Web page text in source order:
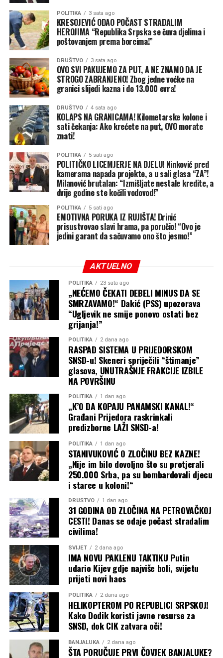
ligi.
Produžili su ugovor sa Spenserom Džounsom (dvije
godine, 12 miliona dolara) i sada se čeka konačna odluka
oko Pejtona Votsona. On navodno traži najmanje 23
miliona dolara po sezoni, dok je ponuda Nagetsa između
16 i 18 miliona. Razlika nije mala, drugi timovi su
zainteresovani i čekaju šansu. Ako se dogovore sa njim,
jasno je da bi zbog poreza na luksuz morali da trejduju
nekog od nosilaca igre – Džamala Mareja, Erona Gordona
ili Kema Džonsona… piše Mondo.
POLITIKA 3 sata ago
KRESOJEVIĆ ODAO POČAST STRADALIM
HEROJIMA “Republika Srpska se čuva djelima i
poštovanjem prema borcima!”
DRUŠTVO 3 sata ago
OVO SVI PAKUJEMO ZA PUT, A NE ZNAMO DA JE
STROGO ZABRANJENO! Zbog jedne voćke na
granici slijedi kazna i do 13.000 evra!
DRUŠTVO 4 sata ago
KOLAPS NA GRANICAMA! Kilometarske kolone i
sati čekanja: Ako krećete na put, OVO morate
znati!
POLITIKA 5 sati ago
POLITIČKO LICEMJERJE NA DJELU! Ninković pred
kamerama napada projekte, a u sali glasa “ZA”!
Milanović brutalan: “Izmišljate nestale kredite, a
dvije godine ste kočili vodovod!”
POLITIKA 5 sati ago
EMOTIVNA PORUKA IZ RUJIŠTA! Drinić
prisustvovao slavi hrama, pa poručio! “Ovo je
jedini garant da sačuvamo ono što jesmo!”
AKTUELNO
POLITIKA 23 sata ago
„NEĆEMO ČEKATI DEBELI MINUS DA SE
SMRZAVAMO!“ Dakić (PSS) upozorava
“Ugljevik ne smije ponovo ostati bez
grijanja!”
POLITIKA 2 dana ago
RASPAD SISTEMA U PRIJEDORSKOM
SNSD-u! Skeneri spriječili “štimanje”
glasova, UNUTRAŠNJE FRAKCIJE IZBILE
NA POVRŠINU
POLITIKA 1 dan ago
„K’O DA KOPAJU PANAMSKI KANAL!“
Građani Prijedora raskrinkali
predizborne LAŽI SNSD-a!
POLITIKA 1 dan ago
STANIVUKOVIĆ O ZLOČINU BEZ KAZNE!
„Nije im bilo dovoljno što su protjerali
250.000 Srba, pa su bombardovali djecu
i starce u koloni!“
DRUŠTVO 1 dan ago
31 GODINA OD ZLOČINA NA PETROVAČKOJ
CESTI! Danas se odaje počast stradalim
civilima!
SVIJET 2 dana ago
IMA NOVU PAKLENU TAKTIKU Putin
udario Kijev gdje najviše boli, svijetu
prijeti novi haos
POLITIKA 2 dana ago
HELIKOPTEROM PO REPUBLICI SRPSKOJ!
Kako Dodik koristi javne resurse za
SNSD, dok CIK zatvara oči!
BANJALUKA 2 dana ago
ŠTA PORUČUJE PRVI ČOVJEK BANJALUKE?